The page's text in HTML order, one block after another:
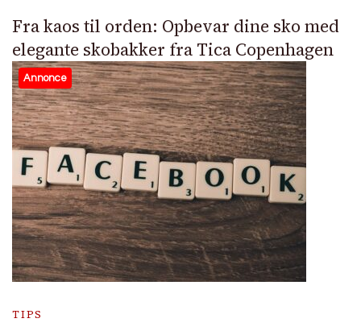
Fra kaos til orden: Opbevar dine sko med
elegante skobakker fra Tica Copenhagen
Annonce
TIPS